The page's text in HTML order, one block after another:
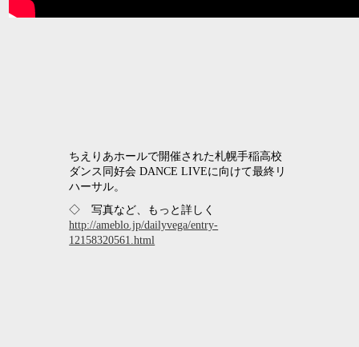
ちえりあホールで開催された札幌手稲高校
ダンス同好会 DANCE LIVEに向けて最終リ
ハーサル。
◇ 写真など、もっと詳しく
http://ameblo.jp/dailyvega/entry-
12158320561.html